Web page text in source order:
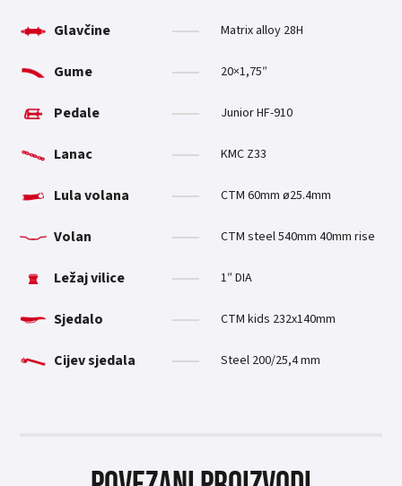
Glavčine Matrix alloy 28H
Gume 20×1,75″
Pedale Junior HF-910
Lanac KMC Z33
Lula volana CTM 60mm ø25.4mm
Volan CTM steel 540mm 40mm rise
Ležaj vilice 1″ DIA
Sjedalo CTM kids 232x140mm
Cijev sjedala Steel 200/25,4 mm